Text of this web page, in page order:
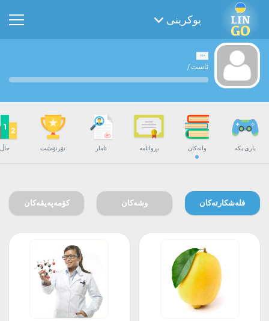
یوکرینی
ئاست/
یاری بکە وانەکان بڕوانامە ئامار تۆرنۆمێنت خاڵ
فلەشکارتەکان وشەکان کۆمەپەیڤەکان